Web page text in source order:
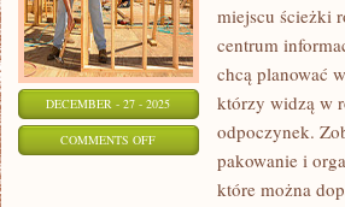
DECEMBER - 27 - 2025
COMMENTS OFFON
miejscu ścieżki
centrum
chcą planować
którzy widzą w
odpoczynek.
pakowanie i
które można